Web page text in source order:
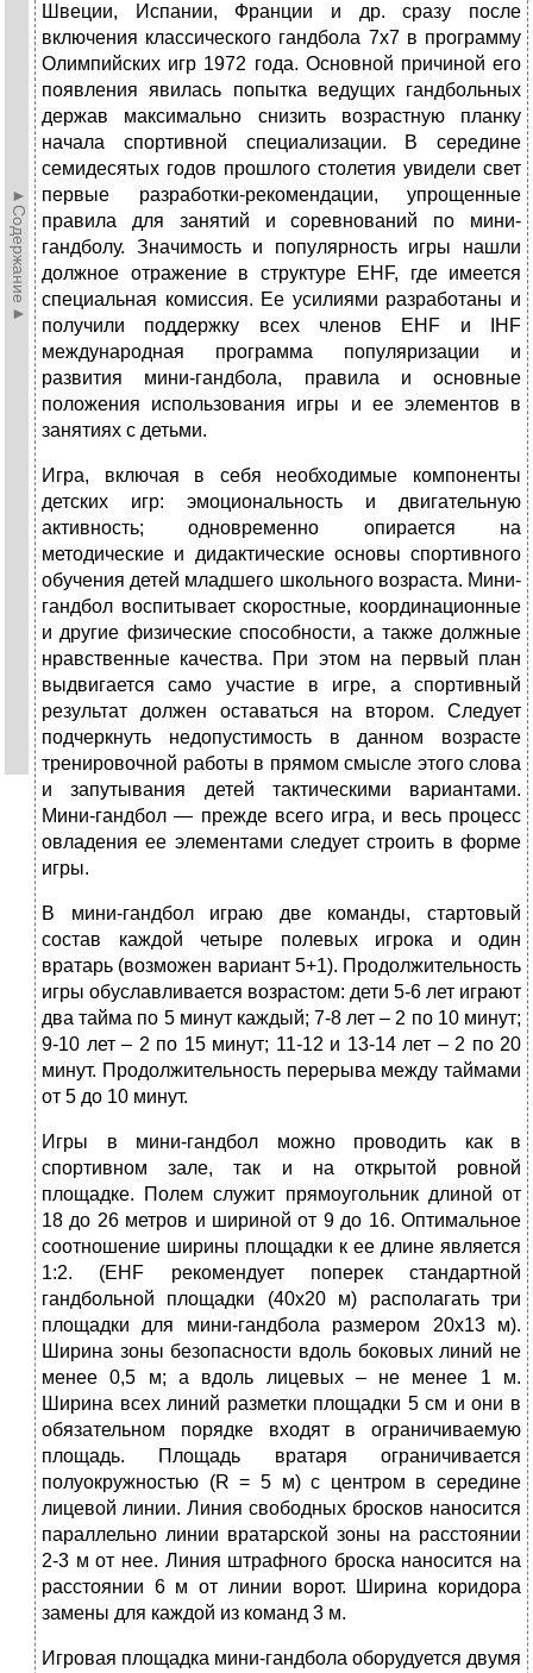
►Содержание►
Швеции, Испании, Франции и др. сразу после
включения классического гандбола 7х7 в программу
Олимпийских игр 1972 года. Основной причиной его
появления явилась попытка ведущих гандбольных
держав максимально снизить возрастную планку
начала спортивной специализации. В середине
семидесятых годов прошлого столетия увидели свет
первые разработки-рекомендации, упрощенные
правила для занятий и соревнований по мини-
гандболу. Значимость и популярность игры нашли
должное отражение в структуре ЕHF, где имеется
специальная комиссия. Ее усилиями разработаны и
получили поддержку всех членов EHF и IHF
международная программа популяризации и
развития мини-гандбола, правила и основные
положения использования игры и ее элементов в
занятиях с детьми.
Игра, включая в себя необходимые компоненты
детских игр: эмоциональность и двигательную
активность; одновременно опирается на
методические и дидактические основы спортивного
обучения детей младшего школьного возраста. Мини-
гандбол воспитывает скоростные, координационные
и другие физические способности, а также должные
нравственные качества. При этом на первый план
выдвигается само участие в игре, а спортивный
результат должен оставаться на втором. Следует
подчеркнуть недопустимость в данном возрасте
тренировочной работы в прямом смысле этого слова
и запутывания детей тактическими вариантами.
Мини-гандбол — прежде всего игра, и весь процесс
овладения ее элементами следует строить в форме
игры.
В мини-гандбол играю две команды, стартовый
состав каждой четыре полевых игрока и один
вратарь (возможен вариант 5+1). Продолжительность
игры обуславливается возрастом: дети 5-6 лет играют
два тайма по 5 минут каждый; 7-8 лет – 2 по 10 минут;
9-10 лет – 2 по 15 минут; 11-12 и 13-14 лет – 2 по 20
минут. Продолжительность перерыва между таймами
от 5 до 10 минут.
Игры в мини-гандбол можно проводить как в
спортивном зале, так и на открытой ровной
площадке. Полем служит прямоугольник длиной от
18 до 26 метров и шириной от 9 до 16. Оптимальное
соотношение ширины площадки к ее длине является
1:2. (EHF рекомендует поперек стандартной
гандбольной площадки (40х20 м) располагать три
площадки для мини-гандбола размером 20х13 м).
Ширина зоны безопасности вдоль боковых линий не
менее 0,5 м; а вдоль лицевых – не менее 1 м.
Ширина всех линий разметки площадки 5 см и они в
обязательном порядке входят в ограничиваемую
площадь. Площадь вратаря ограничивается
полуокружностью (R = 5 м) с центром в середине
лицевой линии. Линия свободных бросков наносится
параллельно линии вратарской зоны на расстоянии
2-3 м от нее. Линия штрафного броска наносится на
расстоянии 6 м от линии ворот. Ширина коридора
замены для каждой из команд 3 м.
Игровая площадка мини-гандбола оборудуется двумя